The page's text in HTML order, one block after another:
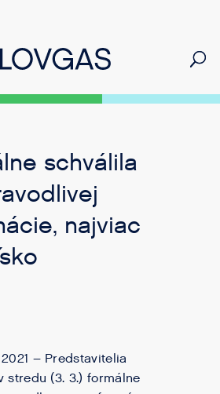
schválila
najviac
– Predstavitelia
stredu (3. 3.) formálne